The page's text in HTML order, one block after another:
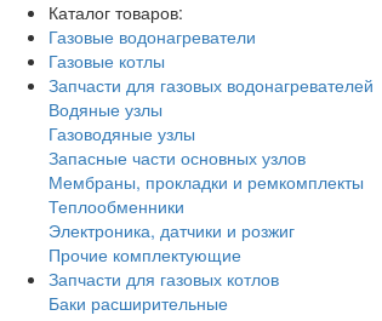
Каталог товаров:
Газовые водонагреватели
Газовые котлы
Запчасти для газовых водонагревателей
Водяные узлы
Газоводяные узлы
Запасные части основных узлов
Мембраны, прокладки и ремкомплекты
Теплообменники
Электроника, датчики и розжиг
Прочие комплектующие
Запчасти для газовых котлов
Баки расширительные